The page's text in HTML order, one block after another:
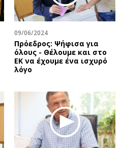
09/06/2024
Πρόεδρος: Ψήφισα για
όλους - Θέλουμε και στο
ΕΚ να έχουμε ένα ισχυρό
λόγο